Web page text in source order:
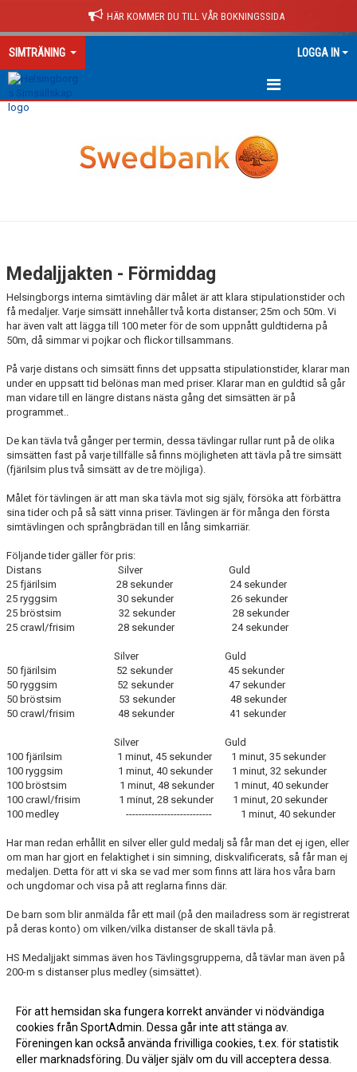
HÄR KOMMER DU TILL VÅR BOKNINGSSIDA
SIMTRÄNING LOGGA IN
EFTERMIDDAG
Medaljjakten - Förmiddag
Helsingborgs interna simtävling där målet är att klara stipulationstider och
få medaljer. Varje simsätt innehåller två korta distanser; 25m och 50m. Vi
har även valt att lägga till 100 meter för de som uppnått guldtiderna på
50m, då simmar vi pojkar och flickor tillsammans.
På varje distans och simsätt finns det uppsatta stipulationstider, klarar man
under en uppsatt tid belönas man med priser. Klarar man en guldtid så går
man vidare till en längre distans nästa gång det simsätten är på
programmet..
De kan tävla två gånger per termin, dessa tävlingar rullar runt på de olika
simsätten fast på varje tillfälle så finns möjligheten att tävla på tre simsätt
(fjärilsim plus två simsätt av de tre möjliga).
Målet för tävlingen är att man ska tävla mot sig själv, försöka att förbättra
sina tider och på så sätt vinna priser. Tävlingen är för många den första
simtävlingen och språngbrädan till en lång simkarriär.
Följande tider gäller för pris:
Distans Silver Guld
25 fjärilsim 28 sekunder 24 sekunder
25 ryggsim 30 sekunder 26 sekunder
25 bröstsim 32 sekunder 28 sekunder
25 crawl/frisim 28 sekunder 24 sekunder
Silver Guld
50 fjärilsim 52 sekunder 45 sekunder
50 ryggsim 52 sekunder 47 sekunder
50 bröstsim 53 sekunder 48 sekunder
50 crawl/frisim 48 sekunder 41 sekunder
Silver Guld
100 fjärilsim 1 minut, 45 sekunder 1 minut, 35 sekunder
100 ryggsim 1 minut, 40 sekunder 1 minut, 32 sekunder
100 bröstsim 1 minut, 48 sekunder 1 minut, 40 sekunder
100 crawl/frisim 1 minut, 28 sekunder 1 minut, 20 sekunder
100 medley --------------------------- 1 minut, 40 sekunder
Har man redan erhållit en silver eller guld medalj så får man det ej igen, eller
om man har gjort en felaktighet i sin simning, diskvalificerats, så får man ej
medaljen. Detta för att vi ska se vad mer som finns att lära hos våra barn
och ungdomar och visa på att reglarna finns där.
De barn som blir anmälda får ett mail (på den mailadress som är registrerat
på deras konto) om vilken/vilka distanser de skall tävla på.
HS Medaljjakt simmas även hos Tävlingsgrupperna, då tävlar man även på
200-m s distanser plus medley (simsättet).
För att hemsidan ska fungera korrekt använder vi nödvändiga
cookies från SportAdmin. Dessa går inte att stänga av.
Föreningen kan också använda frivilliga cookies, t.ex. för statistik
eller marknadsföring. Du väljer själv om du vill acceptera dessa.